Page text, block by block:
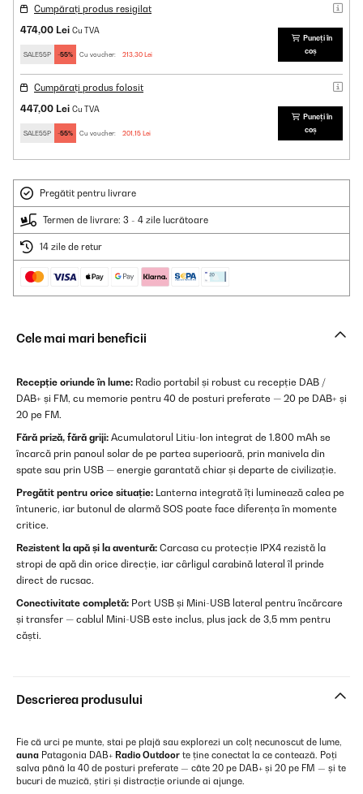
Cumpărați produs resigilat
474,00 Lei Cu TVA
SALE55P -55% Cu voucher: 213,30 Lei
Puneți în
coș
Cumpărați produs folosit
447,00 Lei Cu TVA
SALE55P -55% Cu voucher: 201,15 Lei
Puneți în
coș
Pregătit pentru livrare
Termen de livrare: 3 - 4 zile lucrătoare
14 zile de retur
Cele mai mari beneficii
Recepție oriunde în lume: Radio portabil și robust cu recepție DAB /
DAB+ și FM, cu memorie pentru 40 de posturi preferate — 20 pe DAB+ și
20 pe FM.
Fără priză, fără griji: Acumulatorul Litiu-Ion integrat de 1.800 mAh se
încarcă prin panoul solar de pe partea superioară, prin manivela din
spate sau prin USB — energie garantată chiar și departe de civilizație.
Pregătit pentru orice situație: Lanterna integrată îți luminează calea pe
întuneric, iar butonul de alarmă SOS poate face diferența în momente
critice.
Rezistent la apă și la aventură: Carcasa cu protecție IPX4 rezistă la
stropi de apă din orice direcție, iar cârligul carabină lateral îl prinde
direct de rucsac.
Conectivitate completă: Port USB și Mini-USB lateral pentru încărcare
și transfer — cablul Mini-USB este inclus, plus jack de 3,5 mm pentru
căști.
Descrierea produsului
Fie că urci pe munte, stai pe plajă sau explorezi un colț necunoscut de lume,
auna Patagonia DAB+ Radio Outdoor te ține conectat la ce contează. Poți
salva până la 40 de posturi preferate — câte 20 pe DAB+ și 20 pe FM — și te
bucuri de muzică, știri și distracție oriunde ai ajunge.